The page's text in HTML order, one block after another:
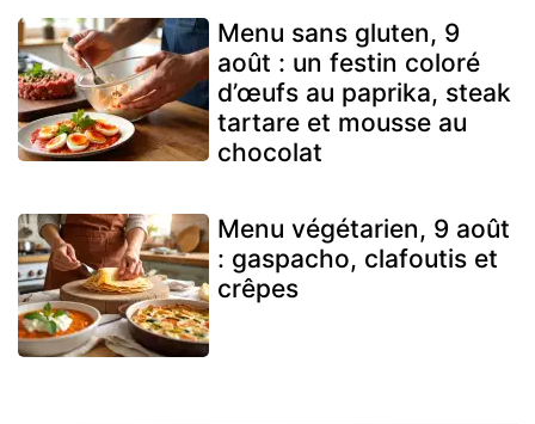
Menu sans gluten, 9
août : un festin coloré
d’œufs au paprika, steak
tartare et mousse au
chocolat
Menu végétarien, 9 août
: gaspacho, clafoutis et
crêpes